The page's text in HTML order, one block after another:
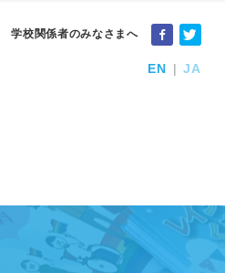
学校関係者のみなさまへ
EN JA